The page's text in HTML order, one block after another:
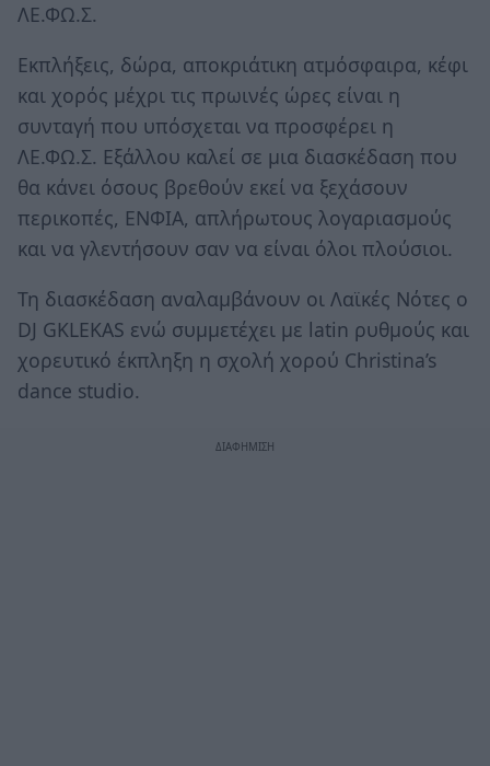
ΛΕ.ΦΩ.Σ.
Εκπλήξεις, δώρα, αποκριάτικη ατμόσφαιρα, κέφι
και χορός μέχρι τις πρωινές ώρες είναι η
συνταγή που υπόσχεται να προσφέρει η
ΛΕ.ΦΩ.Σ. Εξάλλου καλεί σε μια διασκέδαση που
θα κάνει όσους βρεθούν εκεί να ξεχάσουν
περικοπές, ΕΝΦΙΑ, απλήρωτους λογαριασμούς
και να γλεντήσουν σαν να είναι όλοι πλούσιοι.
Τη διασκέδαση αναλαμβάνουν οι Λαϊκές Νότες ο
DJ GKLEKAS ενώ συμμετέχει με latin ρυθμούς και
χορευτικό έκπληξη η σχολή χορού Christina’s
dance studio.